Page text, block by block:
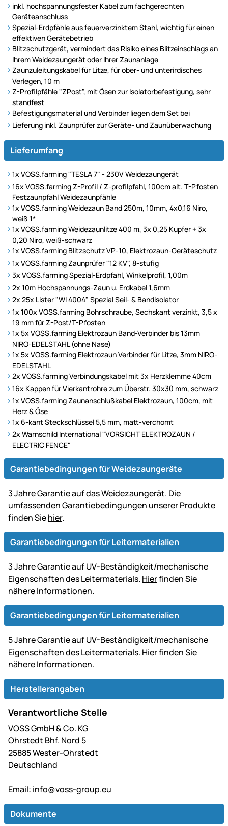
inkl. hochspannungsfester Kabel zum fachgerechten
Geräteanschluss
Spezial-Erdpfähle aus feuerverzinktem Stahl, wichtig für einen
effektiven Gerätebetrieb
Blitzschutzgerät, vermindert das Risiko eines Blitzeinschlags an
Ihrem Weidezaungerät oder Ihrer Zaunanlage
Zaunzuleitungskabel für Litze, für ober- und unterirdisches
Verlegen, 10 m
Z-Profilpfähle "ZPost", mit Ösen zur Isolatorbefestigung, sehr
standfest
Befestigungsmaterial und Verbinder liegen dem Set bei
Lieferung inkl. Zaunprüfer zur Geräte- und Zaunüberwachung
Lieferumfang
1x VOSS.farming "TESLA 7" - 230V Weidezaungerät
16x VOSS.farming Z-Profil / Z-profilpfahl, 100cm alt. T-Pfosten
Festzaunpfahl Weidezaunpfähle
1x VOSS.farming Weidezaun Band 250m, 10mm, 4x0,16 Niro,
weiß 1*
1x VOSS.farming Weidezaunlitze 400 m, 3x 0,25 Kupfer + 3x
0,20 Niro, weiß-schwarz
1x VOSS.farming Blitzschutz VP-10, Elektrozaun-Geräteschutz
1x VOSS.farming Zaunprüfer "12 KV", 8-stufig
3x VOSS.farming Spezial-Erdpfahl, Winkelprofil, 1,00m
2x 10m Hochspannungs-Zaun u. Erdkabel 1,6mm
2x 25x Lister "WI 4004" Spezial Seil- & Bandisolator
1x 100x VOSS.farming Bohrschraube, Sechskant verzinkt, 3,5 x
19 mm für Z-Post/T-Pfosten
1x 5x VOSS.farming Elektrozaun Band-Verbinder bis 13mm
NIRO-EDELSTAHL (ohne Nase)
1x 5x VOSS.farming Elektrozaun Verbinder für Litze, 3mm NIRO-
EDELSTAHL
2x VOSS.farming Verbindungskabel mit 3x Herzklemme 40cm
16x Kappen für Vierkantrohre zum Überstr. 30x30 mm, schwarz
1x VOSS.farming Zaunanschlußkabel Elektrozaun, 100cm, mit
Herz & Öse
1x 6-kant Steckschlüssel 5,5 mm, matt-verchomt
2x Warnschild International "VORSICHT ELEKTROZAUN /
ELECTRIC FENCE"
Garantiebedingungen für Weidezaungeräte
3 Jahre Garantie auf das Weidezaungerät. Die
umfassenden Garantiebedingungen unserer Produkte
finden Siehier.
Garantiebedingungen für Leitermaterialien
3 Jahre Garantie auf UV-Beständigkeit/mechanische
Eigenschaften des Leitermaterials. Hierfinden Sie
nähere Informationen.
Garantiebedingungen für Leitermaterialien
5 Jahre Garantie auf UV-Beständigkeit/mechanische
Eigenschaften des Leitermaterials. Hierfinden Sie
nähere Informationen.
Herstellerangaben
Verantwortliche Stelle
VOSS GmbH & Co. KG
Ohrstedt Bhf. Nord 5
25885 Wester-Ohrstedt
Deutschland
Email: info@voss-group.eu
Dokumente